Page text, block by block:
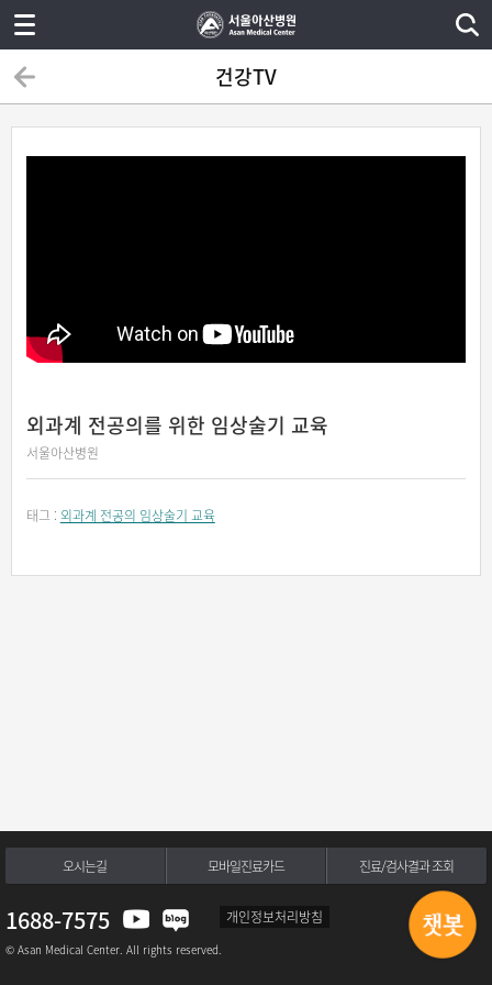
건강TV
외과계 전공의를 위한 임상술기 교육
서울아산병원
태그 : 외과계 전공의 임상술기 교육
오시는길 모바일진료카드 진료/검사결과 조회
1688-7575 개인정보처리방침
© Asan Medical Center. All rights reserved.